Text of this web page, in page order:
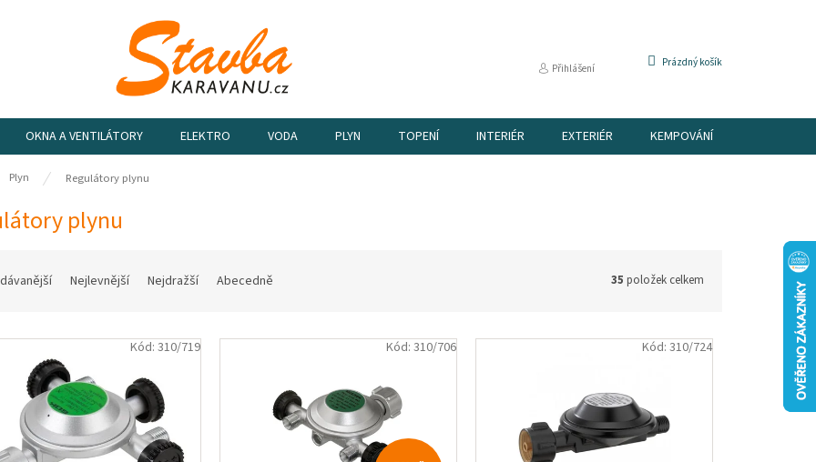
Přihlášení
NÁKUPNÍ
Prázdný košík
OKNA A VENTILÁTORY ELEKTRO VODA PLYN TOPENÍ INTERIÉR EXTERIÉR KEMPOVÁNÍ
Plyn Regulátory plynu
plynu
Nejlevnější Nejdražší Abecedně 35 položek celkem
Kód: 310/719 Kód: 310/706 Kód: 310/724